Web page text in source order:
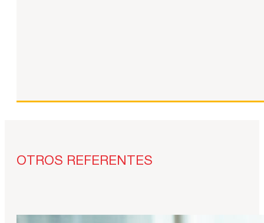
OTROS REFERENTES